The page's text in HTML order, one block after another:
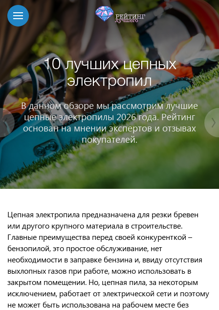
10 лучших цепных
электропил
В данном обзоре мы рассмотрим лучшие
цепные электропилы 2026 года. Рейтинг
основан на мнении экспертов и отзывах
покупателей.
Цепная электропила предназначена для резки бревен
или другого крупного материала в строительстве.
Главные преимущества перед своей конкуренткой –
бензопилой, это простое обслуживание, нет
необходимости в заправке бензина и, ввиду отсутствия
выхлопных газов при работе, можно использовать в
закрытом помещении. Но, цепная пила, за некоторым
исключением, работает от электрической сети и поэтому
не может быть использована на рабочем месте без